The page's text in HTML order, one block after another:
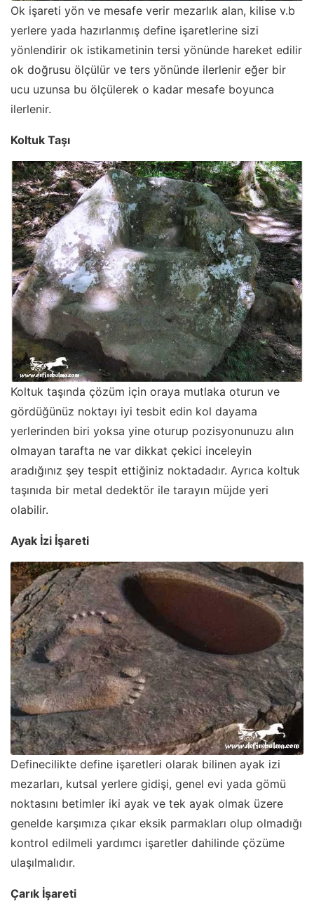
Ok işareti yön ve mesafe verir mezarlık alan, kilise v.b
yerlere yada hazırlanmış define işaretlerine sizi
yönlendirir ok istikametinin tersi yönünde hareket edilir
ok doğrusu ölçülür ve ters yönünde ilerlenir eğer bir
ucu uzunsa bu ölçülerek o kadar mesafe boyunca
ilerlenir.
Koltuk Taşı
Koltuk taşında çözüm için oraya mutlaka oturun ve
gördüğünüz noktayı iyi tesbit edin kol dayama
yerlerinden biri yoksa yine oturup pozisyonunuzu alın
olmayan tarafta ne var dikkat çekici inceleyin
aradığınız şey tespit ettiğiniz noktadadır. Ayrıca koltuk
taşınıda bir metal dedektör ile tarayın müjde yeri
olabilir.
Ayak İzi İşareti
Definecilikte define işaretleri olarak bilinen ayak izi
mezarları, kutsal yerlere gidişi, genel evi yada gömü
noktasını betimler iki ayak ve tek ayak olmak üzere
genelde karşımıza çıkar eksik parmakları olup olmadığı
kontrol edilmeli yardımcı işaretler dahilinde çözüme
ulaşılmalıdır.
Çarık İşareti